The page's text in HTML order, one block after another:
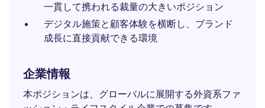
一貫して携われる裁量の大きいポジション
デジタル施策と顧客体験を横断し、ブランド
成長に直接貢献できる環境
企業情報
本ポジションは、グローバルに展開する外資系ファ